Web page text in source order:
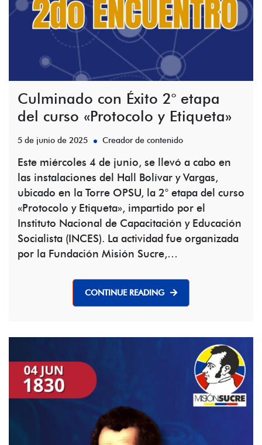
Culminado con Éxito 2° etapa
del curso «Protocolo y Etiqueta»
5 de junio de 2025 Creador de contenido
Este miércoles 4 de junio, se llevó a cabo en
las instalaciones del Hall Bolívar y Vargas,
ubicado en la Torre OPSU, la 2° etapa del curso
«Protocolo y Etiqueta», impartido por el
Instituto Nacional de Capacitación y Educación
Socialista (INCES). La actividad fue organizada
por la Fundación Misión Sucre,…
CONTINUE READING